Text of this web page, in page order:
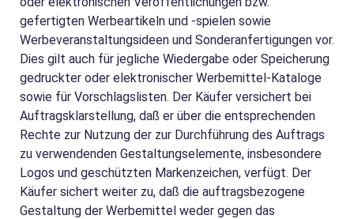
gefertigten Werbeartikeln und -spielen sowie
Werbeveranstaltungsideen und Sonderanfertigungen vor.
Dies gilt auch für jegliche Wiedergabe oder Speicherung
gedruckter oder elektronischer Werbemittel-Kataloge
sowie für Vorschlagslisten. Der Käufer versichert bei
Auftragsklarstellung, daß er über die entsprechenden
Rechte zur Nutzung der zur Durchführung des Auftrags
zu verwendenden Gestaltungselemente, insbesondere
Logos und geschützten Markenzeichen, verfügt. Der
Käufer sichert weiter zu, daß die auftragsbezogene
Gestaltung der Werbemittel weder gegen das